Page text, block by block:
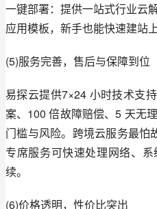
一键部署：提供一站式行业云
应用模板，新手也能快速建站上
(5)服务完善，售后与保障到位
易探云提供7×24 小时技术支
案、100 倍故障赔偿、5 天无
门槛与风险。跨境云服务最怕
专席服务可快速处理网络、
续。
(6)价格透明，性价比突出